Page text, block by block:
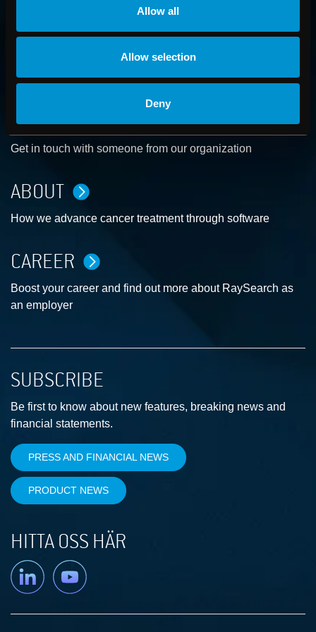
Allow all
Allow selection
Deny
CONTACT US
Get in touch with someone from our organization
ABOUT
How we advance cancer treatment through software
CAREER
Boost your career and find out more about RaySearch as
an employer
SUBSCRIBE
Be first to know about new features, breaking news and
financial statements.
PRESS AND FINANCIAL NEWS
PRODUCT NEWS
HITTA OSS HÄR
Linkedin YouTube